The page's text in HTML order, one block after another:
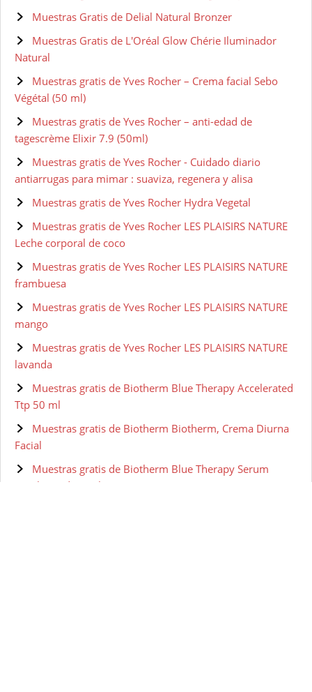
Muestras Gratis de Delial Natural Bronzer
Muestras Gratis de L'Oréal Glow Chérie Iluminador
Natural
Muestras gratis de Yves Rocher – Crema facial Sebo
Végétal (50 ml)
Muestras gratis de Yves Rocher – anti-edad de
tagescrème Elixir 7.9 (50ml)
Muestras gratis de Yves Rocher - Cuidado diario
antiarrugas para mimar : suaviza, regenera y alisa
Muestras gratis de Yves Rocher Hydra Vegetal
Muestras gratis de Yves Rocher LES PLAISIRS NATURE
Leche corporal de coco
Muestras gratis de Yves Rocher LES PLAISIRS NATURE
frambuesa
Muestras gratis de Yves Rocher LES PLAISIRS NATURE
mango
Muestras gratis de Yves Rocher LES PLAISIRS NATURE
lavanda
Muestras gratis de Biotherm Blue Therapy Accelerated
Ttp 50 ml
Muestras gratis de Biotherm Biotherm, Crema Diurna
Facial
Muestras gratis de Biotherm Blue Therapy Serum
Accelerated 50 ml